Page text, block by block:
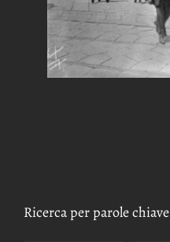
Ricerca per parole chiave